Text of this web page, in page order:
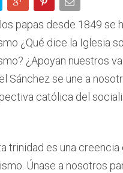
papas desde 1849 se
¿Qué dice la Iglesia
¿Apoyan nuestros
Sánchez se une a
católica del
trinidad es una creencia
Únase a nosotros